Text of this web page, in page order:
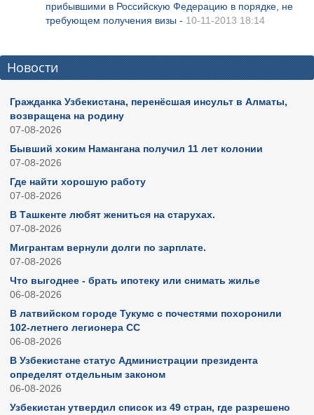
прибывшими в Российскую Федерацию в порядке, не
требующем получения визы - 10-11-2013 18:14
Новости
Гражданка Узбекистана, перенёсшая инсульт в Алматы,
возвращена на родину
07-08-2026
Бывший хоким Намангана получил 11 лет колонии
07-08-2026
Где найти хорошую работу
07-08-2026
В Ташкенте любят жениться на старухах.
07-08-2026
Мигрантам вернули долги по зарплате.
07-08-2026
Что выгоднее - брать ипотеку или снимать жилье
06-08-2026
В латвийском городе Тукумс с почестями похоронили
102-летнего легионера СС
06-08-2026
В Узбекистане статус Администрации президента
определят отдельным законом
06-08-2026
Узбекистан утвердил список из 49 стран, где разрешено